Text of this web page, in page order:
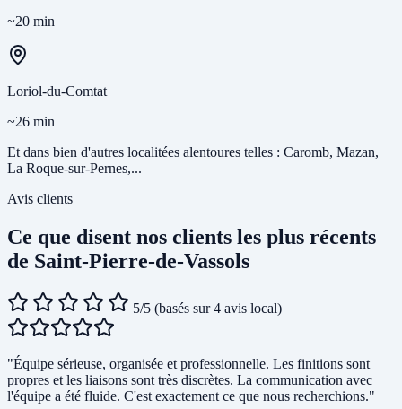
~20 min
Loriol-du-Comtat
~26 min
Et dans bien d'autres localitées alentoures telles : Caromb, Mazan,
La Roque-sur-Pernes,...
Avis clients
Ce que disent nos clients les plus récents
de Saint-Pierre-de-Vassols
5/5 (basés sur 4 avis local)
"Équipe sérieuse, organisée et professionnelle. Les finitions sont
propres et les liaisons sont très discrètes. La communication avec
l'équipe a été fluide. C'est exactement ce que nous recherchions."